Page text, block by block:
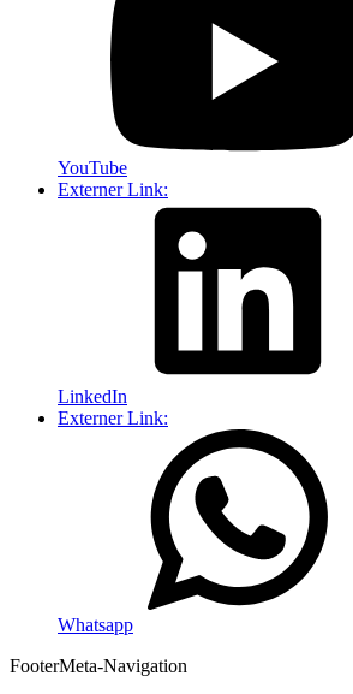
YouTube
Externer Link:
LinkedIn
Externer Link:
Whatsapp
FooterMeta-Navigation